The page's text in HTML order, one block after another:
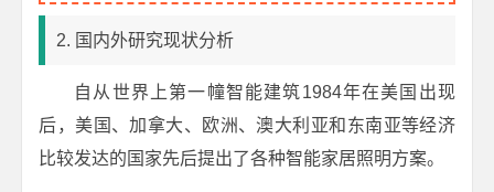
2. 国内外研究现状分析
自从世界上第一幢智能建筑1984年在美国出现
后，美国、加拿大、欧洲、澳大利亚和东南亚等经济
比较发达的国家先后提出了各种智能家居照明方案。